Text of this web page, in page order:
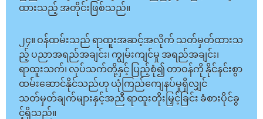
ထားသည့် အတိုင်းဖြစ်သည်။
၂၄။ ဝန်ထမ်းသည် ရာထူးအဆင့်အလိုက် သတ်မှတ်ထားသ
ည့် ပညာအရည်အချင်း၊ ကျွမ်းကျင်မှု အရည်အချင်း၊
ရာထူးသက်၊ လုပ်သက်တို့နှင့် ပြည့်စုံ၍ တာဝန်ကို နိုင်နင်းစွာ
ထမ်းဆောင်နိုင်သည်ဟု ယုံကြည်ကျေနပ်မှုရှိလျှင်
သတ်မှတ်ချက်များနှင့်အညီ ရာထူးတိုးမြှင့်ခြင်း ခံစားပိုင်ခွ
င့်ရှိသည်။